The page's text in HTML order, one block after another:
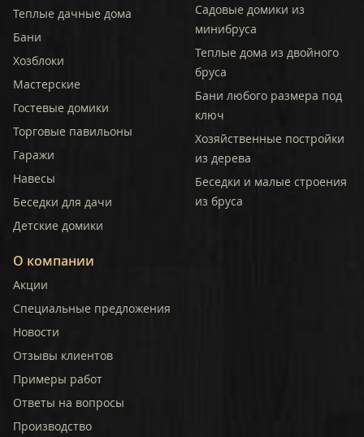
Теплые дачные дома
Бани
Хозблоки
Мастерские
Гостевые домики
Торговые павильоны
Гаражи
Навесы
Беседки для дачи
Детские домики
Садовые домики из
минибруса
Теплые дома из двойного
бруса
Бани любого размера под
ключ
Хозяйственные постройки
из дерева
Беседки и малые строения
из бруса
О компании
Акции
Специальные предложения
Новости
Отзывы клиентов
Примеры работ
Ответы на вопросы
Производство